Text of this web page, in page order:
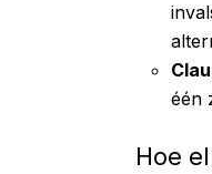
één
Hoe